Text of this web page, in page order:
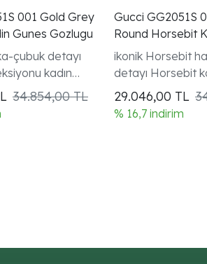
001 Gold Grey
Gunes Gozlugu
çubuk detayı
kadın
34.854,00 TL
Gucci GG2051S
Round Horsebit
Gozlugu
ikonik Horsebit
detayı Horsebit
kadın modeli
29.046,00 TL
% 16,7 indirim